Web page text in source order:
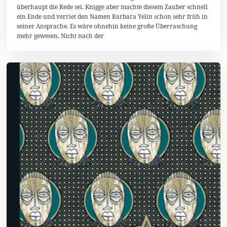
überhaupt die Rede sei. Knigge aber machte diesem Zauber schnell
ein Ende und verriet den Namen Barbara Yelin schon sehr früh in
seiner Ansprache. Es wäre ohnehin keine große Überraschung
mehr gewesen. Nicht nach der